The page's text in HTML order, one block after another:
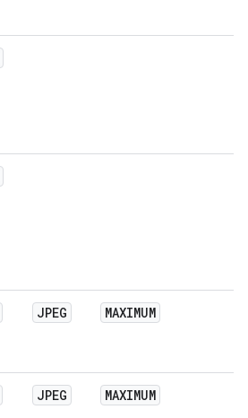
JPEG MAXIMUM
JPEG MAXIMUM